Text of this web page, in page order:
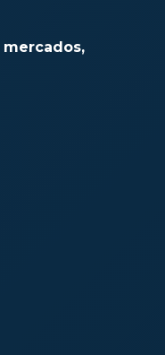
mercados,